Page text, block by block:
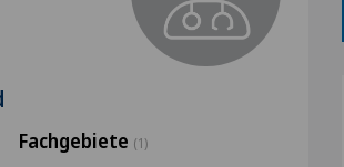
Fachgebiete (1)